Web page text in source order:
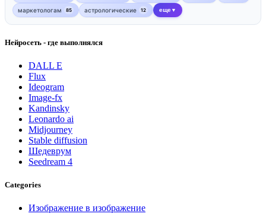
маркетологам 85 астрологические 12 еще ▼
Нейросеть - где выполнялся
DALL E
Flux
Ideogram
Image-fx
Kandinsky
Leonardo ai
Midjourney
Stable diffusion
Шедеврум
Seedream 4
Categories
Изображение в изображение